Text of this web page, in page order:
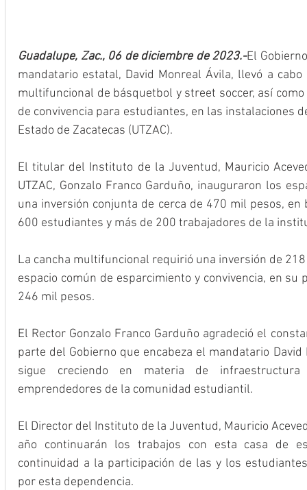
Guadalupe, Zac., 06 de diciembre de 2023.-El
mandatario estatal, David Monreal Ávila, llevó a
multifuncional de básquetbol y street soccer, así
de convivencia para estudiantes, en las instalaciones
Estado de Zacatecas (UTZAC).
El titular del Instituto de la Juventud, Mauricio
UTZAC, Gonzalo Franco Garduño, inauguraron los
una inversión conjunta de cerca de 470 mil pesos,
600 estudiantes y más de 200 trabajadores de la
La cancha multifuncional requirió una inversión de
espacio común de esparcimiento y convivencia, en
246 mil pesos.
El Rector Gonzalo Franco Garduño agradeció el
parte del Gobierno que encabeza el mandatario David
sigue creciendo en materia de
emprendedores de la comunidad estudiantil.
El Director del Instituto de la Juventud, Mauricio
año continuarán los trabajos con esta casa de
continuidad a la participación de las y los
por esta dependencia.